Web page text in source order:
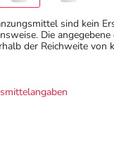
sind kein
Die
der Reichweite von